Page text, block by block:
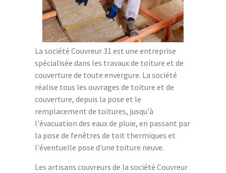
La société Couvreur 31 est une entreprise
spécialisée dans les travaux de toiture et de
couverture de toute envergure. La société
réalise tous les ouvrages de toiture et de
couverture, depuis la pose et le
remplacement de toitures, jusqu'à
l'évacuation des eaux de pluie, en passant par
la pose de fenêtres de toit thermiques et
l'éventuelle pose d'une toiture neuve.
Les artisans couvreurs de la société Couvreur